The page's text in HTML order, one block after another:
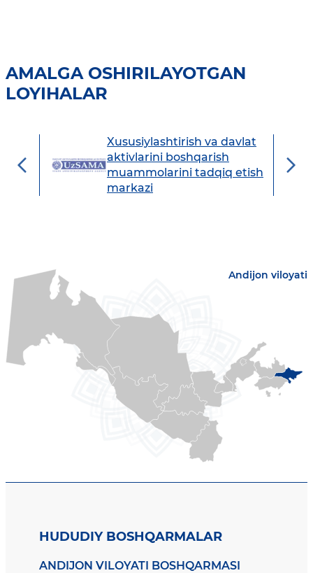
AMALGA OSHIRILAYOTGAN
LOYIHALAR
Xususiylashtirish va davlat
aktivlarini boshqarish
muammolarini tadqiq etish
markazi
Andijon viloyati
HUDUDIY BOSHQARMALAR
ANDIJON VILOYATI BOSHQARMASI